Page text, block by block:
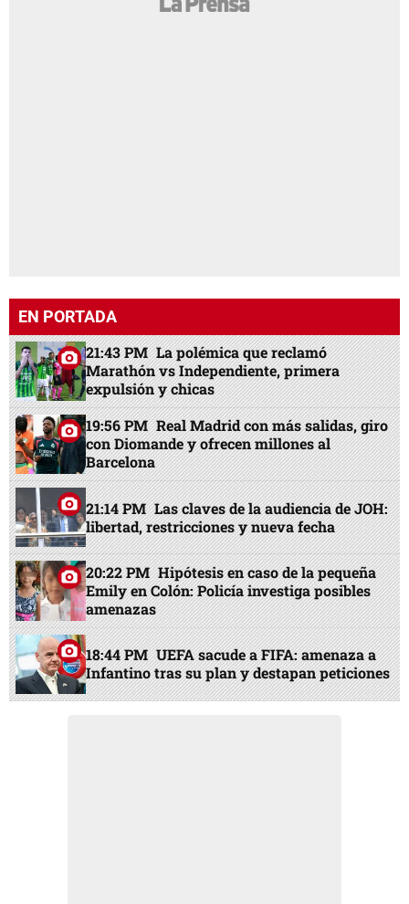
EN PORTADA
21:43 PM La polémica que reclamó
Marathón vs Independiente, primera
expulsión y chicas
19:56 PM Real Madrid con más salidas, giro
con Diomande y ofrecen millones al
Barcelona
21:14 PM Las claves de la audiencia de JOH:
libertad, restricciones y nueva fecha
20:22 PM Hipótesis en caso de la pequeña
Emily en Colón: Policía investiga posibles
amenazas
18:44 PM UEFA sacude a FIFA: amenaza a
Infantino tras su plan y destapan peticiones